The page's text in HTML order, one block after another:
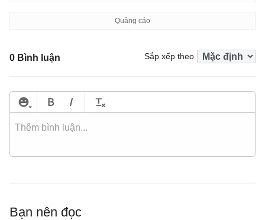
0 Bình luận Sắp xếp theo
Bạn nên đọc